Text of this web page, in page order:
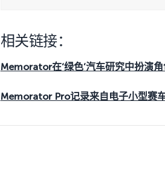
相关链接：
Memorator在‘绿色’汽车研究中扮演角
Memorator Pro记录来自电子小型赛